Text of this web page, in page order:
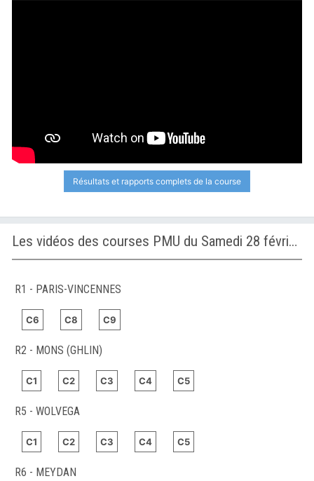
Résultats et rapports complets de la course
Les vidéos des courses PMU du Samedi 28 février 2026
R1 - PARIS-VINCENNES
C6 C8 C9
R2 - MONS (GHLIN)
C1 C2 C3 C4 C5
R5 - WOLVEGA
C1 C2 C3 C4 C5
R6 - MEYDAN